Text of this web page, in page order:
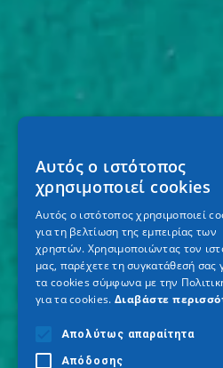
Αυτός ο ιστότοπος
χρησιμοποιεί cookies
Αυτός ο ιστότοπος χρησιμοποιεί
για τη βελτίωση της εμπειρίας των
χρηστών. Χρησιμοποιώντας τον
μας, παρέχετε τη συγκατάθεσή σας
τα cookies σύμφωνα με την
για τα cookies. Διαβάστε
Απολύτως απαραίτητα
Απόδοσης